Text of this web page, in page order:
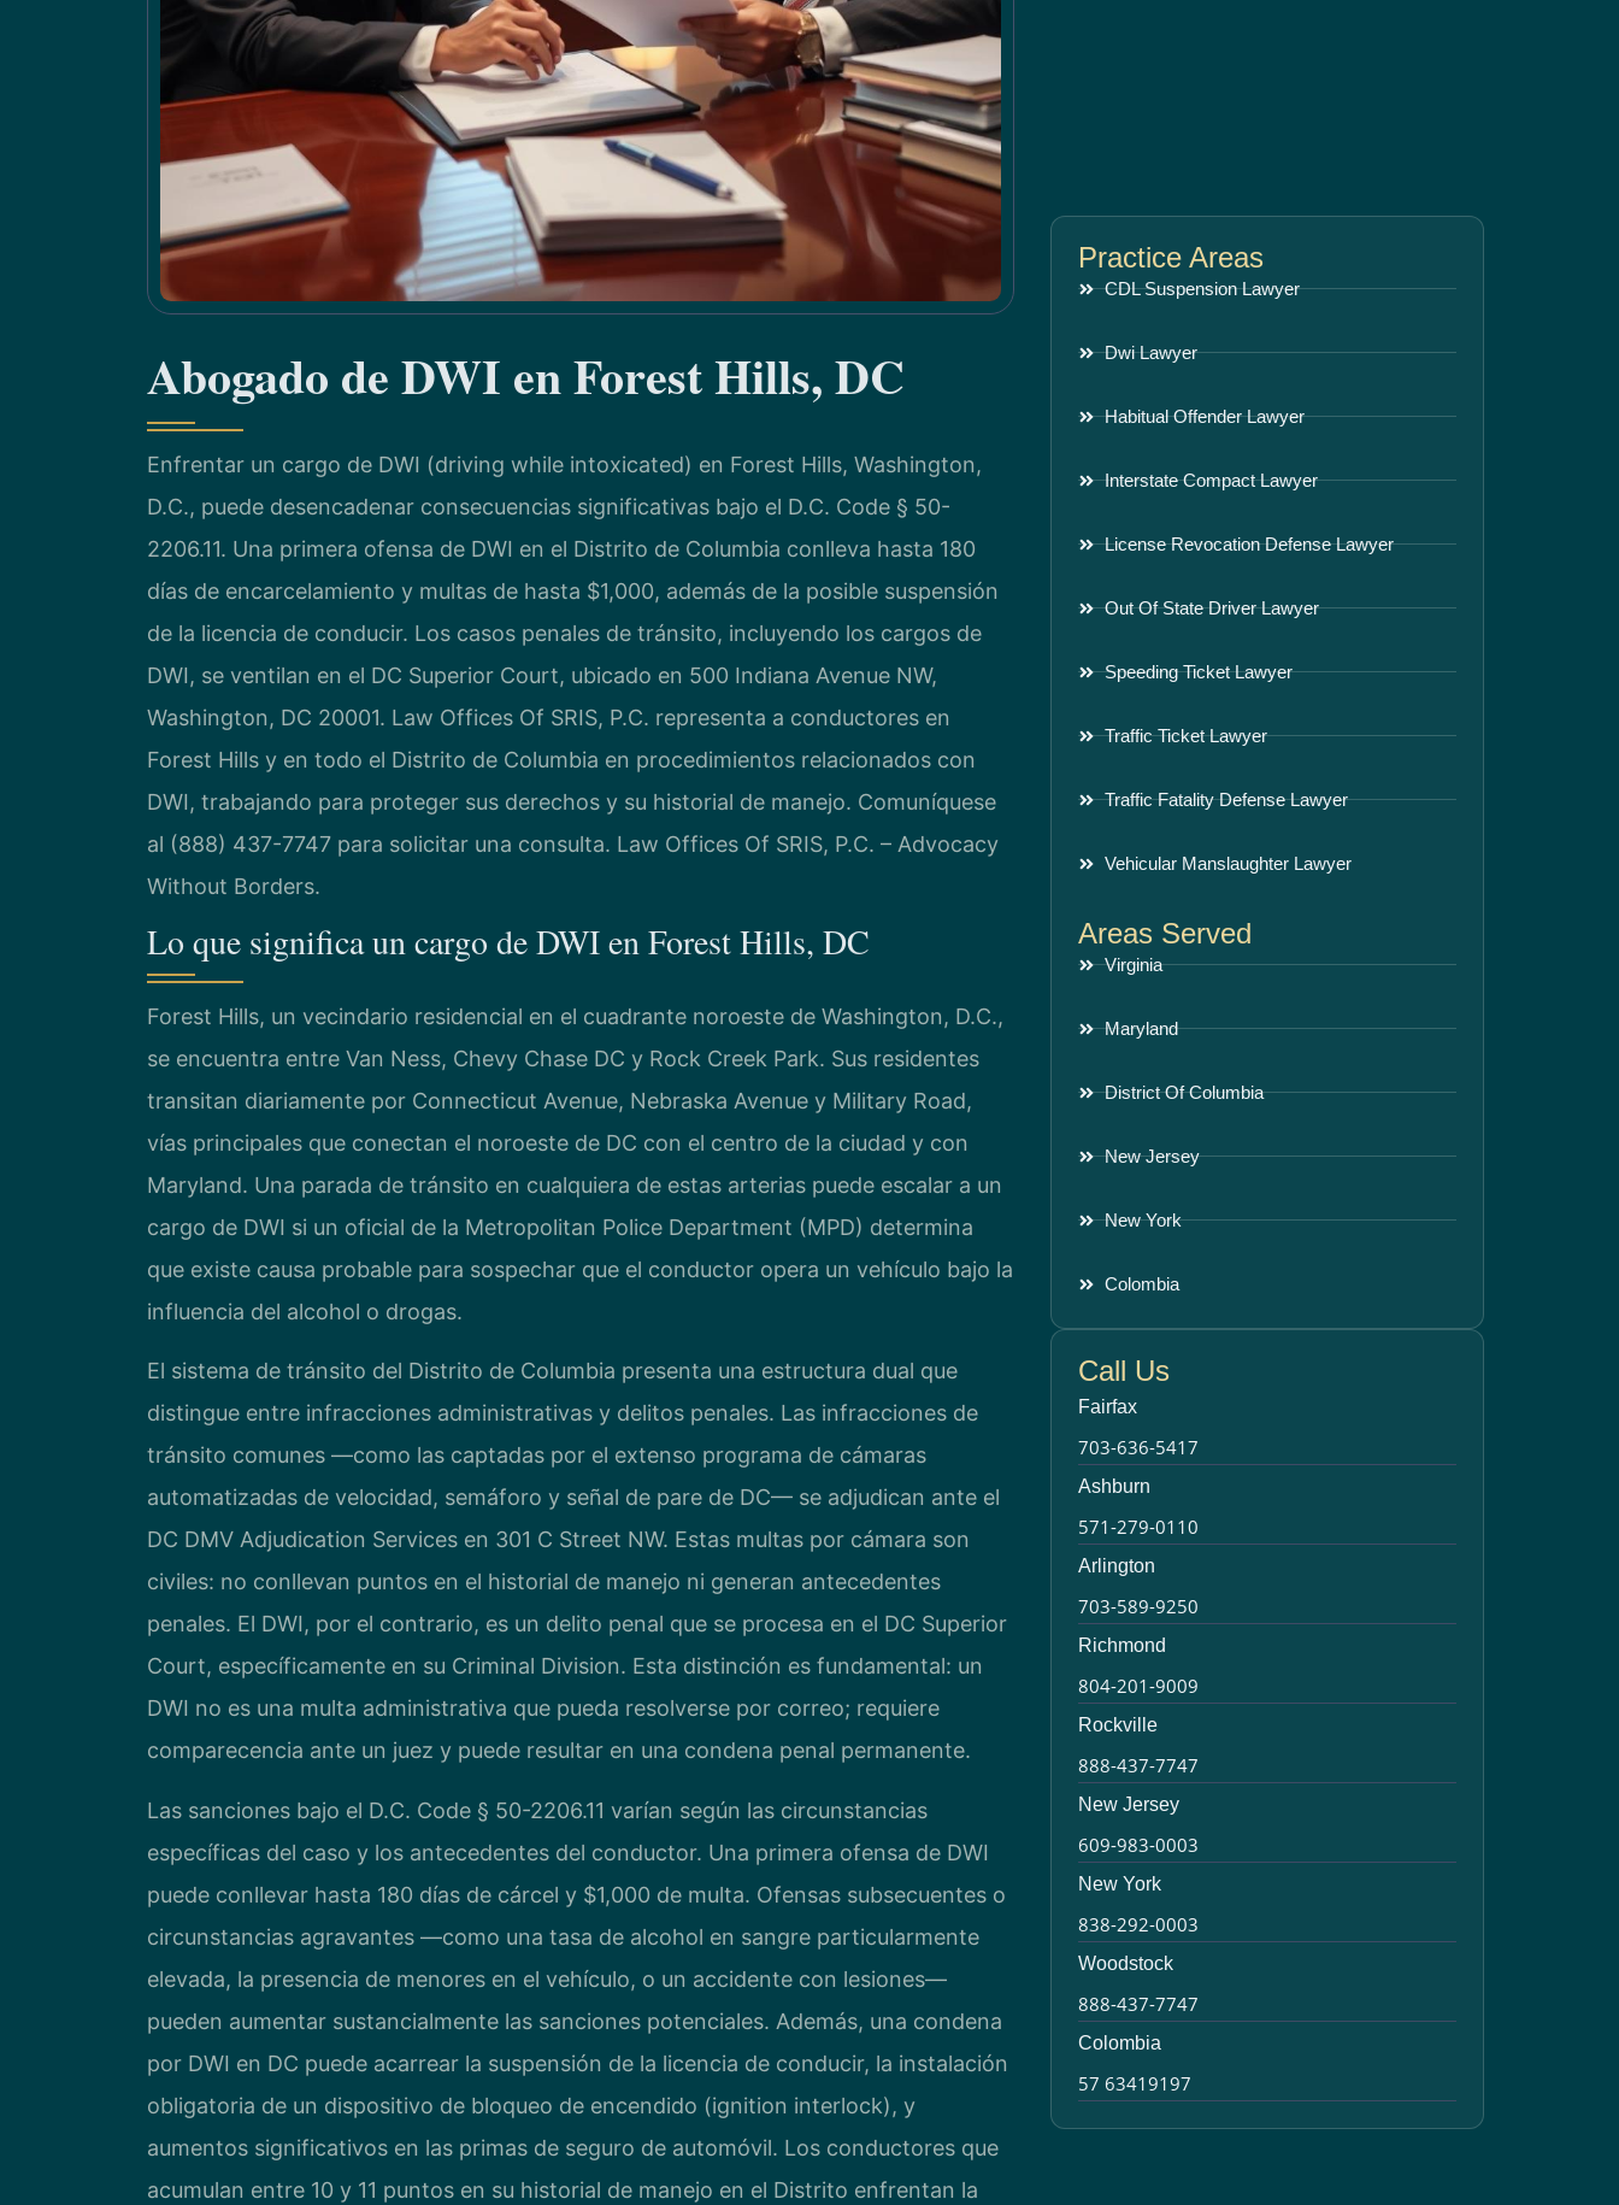
Abogado de DWI en Forest Hills, DC
Enfrentar un cargo de DWI (driving while intoxicated) en Forest Hills, Washington,
D.C., puede desencadenar consecuencias significativas bajo el D.C. Code § 50-
2206.11. Una primera ofensa de DWI en el Distrito de Columbia conlleva hasta 180
días de encarcelamiento y multas de hasta $1,000, además de la posible suspensión
de la licencia de conducir. Los casos penales de tránsito, incluyendo los cargos de
DWI, se ventilan en el DC Superior Court, ubicado en 500 Indiana Avenue NW,
Washington, DC 20001. Law Offices Of SRIS, P.C. representa a conductores en
Forest Hills y en todo el Distrito de Columbia en procedimientos relacionados con
DWI, trabajando para proteger sus derechos y su historial de manejo. Comuníquese
al (888) 437-7747 para solicitar una consulta. Law Offices Of SRIS, P.C. – Advocacy
Without Borders.
Lo que significa un cargo de DWI en Forest Hills, DC
Forest Hills, un vecindario residencial en el cuadrante noroeste de Washington, D.C.,
se encuentra entre Van Ness, Chevy Chase DC y Rock Creek Park. Sus residentes
transitan diariamente por Connecticut Avenue, Nebraska Avenue y Military Road,
vías principales que conectan el noroeste de DC con el centro de la ciudad y con
Maryland. Una parada de tránsito en cualquiera de estas arterias puede escalar a un
cargo de DWI si un oficial de la Metropolitan Police Department (MPD) determina
que existe causa probable para sospechar que el conductor opera un vehículo bajo la
influencia del alcohol o drogas.
El sistema de tránsito del Distrito de Columbia presenta una estructura dual que
distingue entre infracciones administrativas y delitos penales. Las infracciones de
tránsito comunes —como las captadas por el extenso programa de cámaras
automatizadas de velocidad, semáforo y señal de pare de DC— se adjudican ante el
DC DMV Adjudication Services en 301 C Street NW. Estas multas por cámara son
civiles: no conllevan puntos en el historial de manejo ni generan antecedentes
penales. El DWI, por el contrario, es un delito penal que se procesa en el DC Superior
Court, específicamente en su Criminal Division. Esta distinción es fundamental: un
DWI no es una multa administrativa que pueda resolverse por correo; requiere
comparecencia ante un juez y puede resultar en una condena penal permanente.
Las sanciones bajo el D.C. Code § 50-2206.11 varían según las circunstancias
específicas del caso y los antecedentes del conductor. Una primera ofensa de DWI
puede conllevar hasta 180 días de cárcel y $1,000 de multa. Ofensas subsecuentes o
circunstancias agravantes —como una tasa de alcohol en sangre particularmente
elevada, la presencia de menores en el vehículo, o un accidente con lesiones—
pueden aumentar sustancialmente las sanciones potenciales. Además, una condena
por DWI en DC puede acarrear la suspensión de la licencia de conducir, la instalación
obligatoria de un dispositivo de bloqueo de encendido (ignition interlock), y
aumentos significativos en las primas de seguro de automóvil. Los conductores que
acumulan entre 10 y 11 puntos en su historial de manejo en el Distrito enfrentan la
Practice Areas
CDL Suspension Lawyer
Dwi Lawyer
Habitual Offender Lawyer
Interstate Compact Lawyer
License Revocation Defense Lawyer
Out Of State Driver Lawyer
Speeding Ticket Lawyer
Traffic Ticket Lawyer
Traffic Fatality Defense Lawyer
Vehicular Manslaughter Lawyer
Areas Served
Virginia
Maryland
District Of Columbia
New Jersey
New York
Colombia
Call Us
Fairfax
703-636-5417
Ashburn
571-279-0110
Arlington
703-589-9250
Richmond
804-201-9009
Rockville
888-437-7747
New Jersey
609-983-0003
New York
838-292-0003
Woodstock
888-437-7747
Colombia
57 63419197